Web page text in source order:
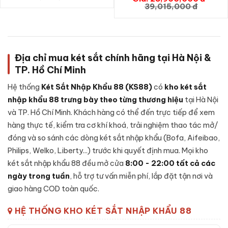
Lớp ngoài:Thép tấm cường độ cao, sơn tĩnh điện cao cấp
chống trầy xước và bong sơn theo thời gian sử dụng.
Lớp lõi chống cháy:Hỗn hợpbê-tông chống cháy
hợp vật liệu cách nhiệt chịu nhiệt độ cao - giữ tài sản, giấy
tờ an toàn trong sự cố hoả hoạn.
Lớp trong:Thép tấm gia cường, vách nhung chống trầy
cho tài sản đặt bên trong, có ngăn phụ tiện lợi.
Cánh két:Đúc nguyên khối thép đặc dày, gờ cánh khít với
thân, đệm chống khói thoát.
Khoá:Khóa vân tay - cơ chế bảo mật cao, chống thử mã,
có chế độ tự khoá tạm thời.
Hệ chốt + bản lề:
Chốt thép đa hướng kết hợp bản lề chìm
bên trong cánh - chống cạy phá toàn diện.
39,015,000 đ
Địa chỉ mua két sắt chính hãng tại Hà Nội &
TP. Hồ Chí Minh
Hệ thống Két Sắt Nhập Khẩu 88 (KS88)có kho két sắt
nhập khẩu 88 trưng bày theo từng thương hiệu tại Hà Nội
và TP. Hồ Chí Minh. Khách hàng có thể đến trực tiếp để xem
hàng thực tế, kiểm tra cơ khí khoá, trải nghiệm thao tác mở/
đóng và so sánh các dòng két sắt nhập khẩu (Bofa, Aifeibao,
Philips, Welko, Liberty...) trước khi quyết định mua. Mọi kho
két sắt nhập khẩu 88 đều mở cửa 8:00 - 22:00 tất cả các
ngày trong tuần, hỗ trợ tư vấn miễn phí, lắp đặt tận nơi và
giao hàng COD toàn quốc.
HỆ THỐNG KHO KÉT SẮT NHẬP KHẨU 88